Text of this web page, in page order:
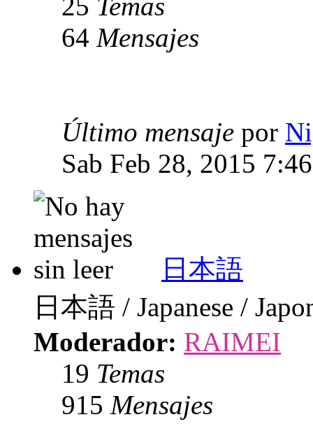
64 Mensajes
Último mensaje por
Sab Feb 28, 2015
日本語
日本語 / Japanese /
Moderador: RAIMEI
19 Temas
915 Mensajes